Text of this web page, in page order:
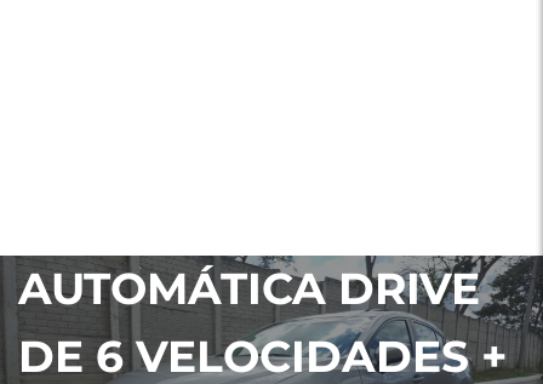
AUTOMÁTICA DRIVE
DE 6 VELOCIDADES +